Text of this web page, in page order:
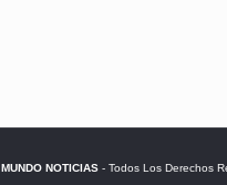
MUNDO NOTICIAS- Todos Los Derechos